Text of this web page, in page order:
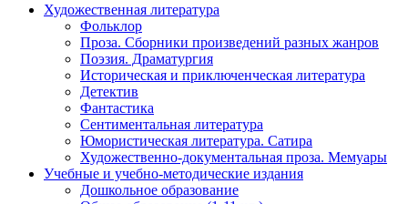
Художественная литература
Фольклор
Проза. Сборники произведений разных жанров
Поэзия. Драматургия
Историческая и приключенческая литература
Детектив
Фантастика
Сентиментальная литература
Юмористическая литература. Сатира
Художественно-документальная проза. Мемуары
Учебные и учебно-методические издания
Дошкольное образование